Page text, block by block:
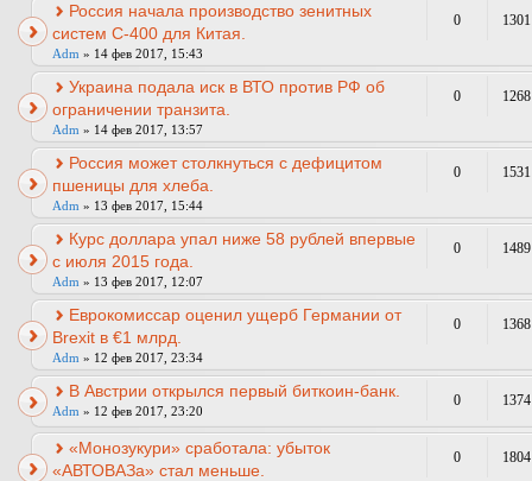
Россия начала производство зенитных
систем С-400 для Китая.
Adm » 14 фев 2017, 15:43
0 1301
Украина подала иск в ВТО против РФ об
ограничении транзита.
Adm » 14 фев 2017, 13:57
0 1268
Россия может столкнуться с дефицитом
пшеницы для хлеба.
Adm » 13 фев 2017, 15:44
0 1531
Курс доллара упал ниже 58 рублей впервые
с июля 2015 года.
Adm » 13 фев 2017, 12:07
0 1489
Еврокомиссар оценил ущерб Германии от
Brexit в €1 млрд.
Adm » 12 фев 2017, 23:34
0 1368
В Австрии открылся первый биткоин-банк.
Adm » 12 фев 2017, 23:20
0 1374
«Монозукури» сработала: убыток
«АВТОВАЗа» стал меньше.
0 1804